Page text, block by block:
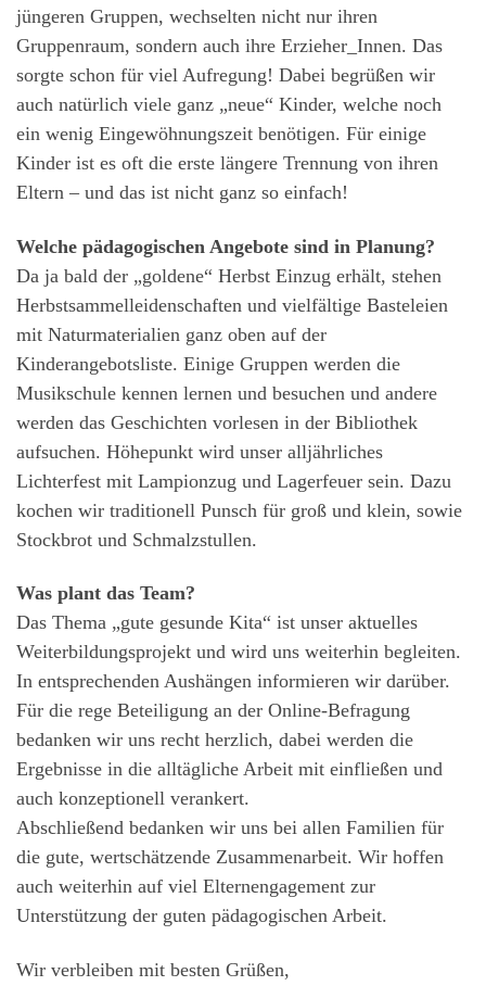
jüngeren Gruppen, wechselten nicht nur ihren
Gruppenraum, sondern auch ihre Erzieher_Innen. Das
sorgte schon für viel Aufregung! Dabei begrüßen wir
auch natürlich viele ganz „neue“ Kinder, welche noch
ein wenig Eingewöhnungszeit benötigen. Für einige
Kinder ist es oft die erste längere Trennung von ihren
Eltern – und das ist nicht ganz so einfach!
Welche pädagogischen Angebote sind in Planung?
Da ja bald der „goldene“ Herbst Einzug erhält, stehen
Herbstsammelleidenschaften und vielfältige Basteleien
mit Naturmaterialien ganz oben auf der
Kinderangebotsliste. Einige Gruppen werden die
Musikschule kennen lernen und besuchen und andere
werden das Geschichten vorlesen in der Bibliothek
aufsuchen. Höhepunkt wird unser alljährliches
Lichterfest mit Lampionzug und Lagerfeuer sein. Dazu
kochen wir traditionell Punsch für groß und klein, sowie
Stockbrot und Schmalzstullen.
Was plant das Team?
Das Thema „gute gesunde Kita“ ist unser aktuelles
Weiterbildungsprojekt und wird uns weiterhin begleiten.
In entsprechenden Aushängen informieren wir darüber.
Für die rege Beteiligung an der Online-Befragung
bedanken wir uns recht herzlich, dabei werden die
Ergebnisse in die alltägliche Arbeit mit einfließen und
auch konzeptionell verankert.
Abschließend bedanken wir uns bei allen Familien für
die gute, wertschätzende Zusammenarbeit. Wir hoffen
auch weiterhin auf viel Elternengagement zur
Unterstützung der guten pädagogischen Arbeit.
Wir verbleiben mit besten Grüßen,